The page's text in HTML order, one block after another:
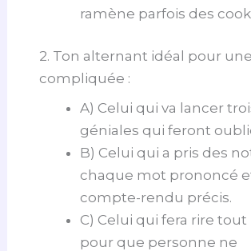
ramène parfois des
2. Ton alternant idéal pour
compliquée :
A) Celui qui va lancer
géniales qui feront
B) Celui qui a pris des
chaque mot prononcé
compte-rendu précis.
C) Celui qui fera rire
pour que personne ne